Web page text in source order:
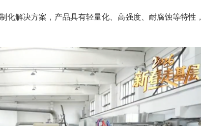
化解决方案，产品具有轻量化、高强度、耐腐蚀等特性，